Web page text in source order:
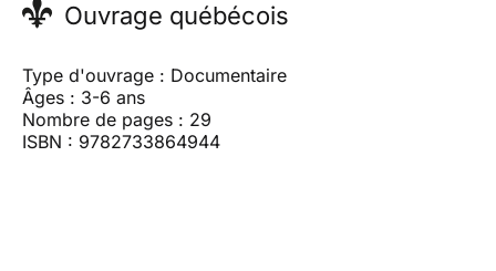
Ouvrage québécois
Type d'ouvrage : Documentaire
Âges : 3-6 ans
Nombre de pages : 29
ISBN : 9782733864944